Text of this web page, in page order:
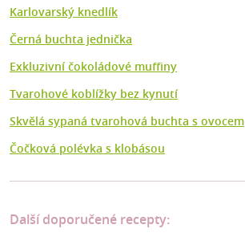
Karlovarský knedlík
Černá buchta jednička
Exkluzivní čokoládové muffiny
Tvarohové koblížky bez kynutí
Skvělá sypaná tvarohová buchta s ovocem
Čočková polévka s klobásou
Další doporučené recepty: